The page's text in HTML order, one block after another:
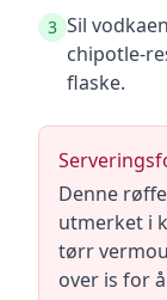
3 Sil
chipotle-
flaske.
Denne
utmerket i
tørr
over is for